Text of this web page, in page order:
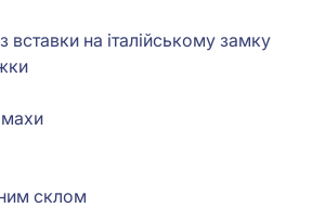
вставки на італійському замку
склом